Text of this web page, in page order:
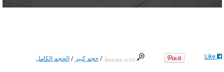
حجم متوسط /حجم كبير /الحجم الكامل Like